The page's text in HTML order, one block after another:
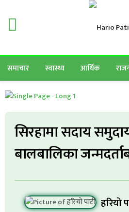
समाचार स्वास्थ्य आर्थिक
सिरहामा सदाय
बालबालिका
हरियो